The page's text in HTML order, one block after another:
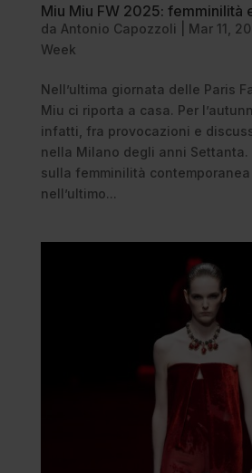
Miu Miu FW 2025: femminilità
da Antonio Capozzoli Mar 11,
Week
Nell’ultima giornata delle Paris
Miu ci riporta a casa. Per
infatti, fra provocazioni e
nella Milano degli anni
sulla femminilità
nell’ultimo...